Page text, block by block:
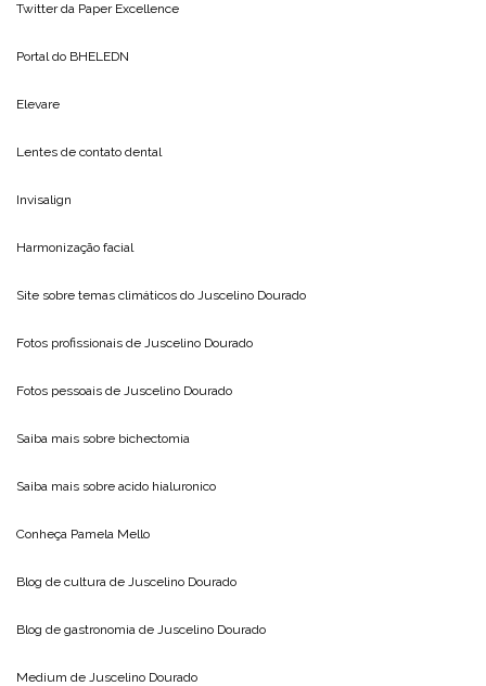
Twitter da Paper Excellence
Portal do BHELEDN
Elevare
Lentes de contato dental
Invisalign
Harmonização facial
Site sobre temas climáticos do Juscelino Dourado
Fotos profissionais de Juscelino Dourado
Fotos pessoais de Juscelino Dourado
Saiba mais sobre bichectomia
Saiba mais sobre acido hialuronico
Conheça Pamela Mello
Blog de cultura de Juscelino Dourado
Blog de gastronomia de Juscelino Dourado
Medium de Juscelino Dourado